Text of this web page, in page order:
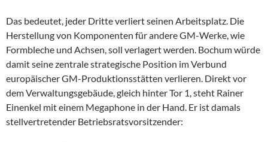
Das bedeutet, jeder Dritte verliert seinen Arbeitsplatz. Die
Herstellung von Komponenten für andere GM-Werke, wie
Formbleche und Achsen, soll verlagert werden. Bochum würde
damit seine zentrale strategische Position im Verbund
europäischer GM-Produktionsstätten verlieren. Direkt vor
dem Verwaltungsgebäude, gleich hinter Tor 1, steht Rainer
Einenkel mit einem Megaphone in der Hand. Er ist damals
stellvertretender Betriebsratsvorsitzender: